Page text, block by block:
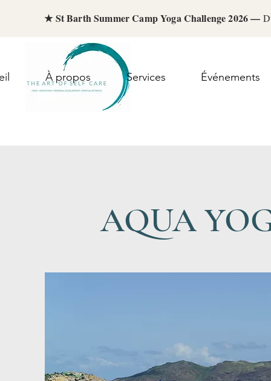
★ St Barth Summer Camp Yoga Challenge 2026 —
À propos Services Événements
AQUA